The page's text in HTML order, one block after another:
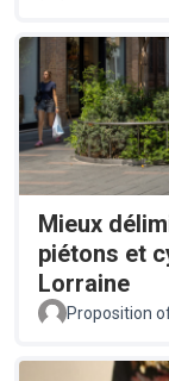
Mieux
piétons et
Lorraine
Proposition